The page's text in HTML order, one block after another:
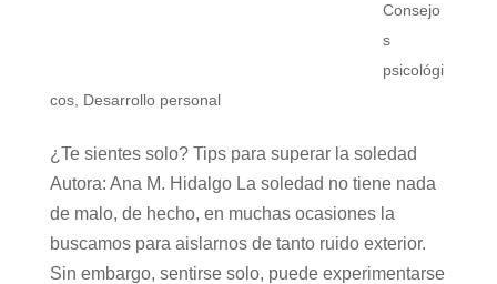
Consejo
s
psicológi
cos, Desarrollo personal
¿Te sientes solo? Tips para superar la soledad
Autora: Ana M. Hidalgo La soledad no tiene nada
de malo, de hecho, en muchas ocasiones la
buscamos para aislarnos de tanto ruido exterior.
Sin embargo, sentirse solo, puede experimentarse